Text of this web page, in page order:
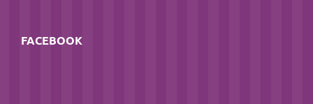
FACEBOOK